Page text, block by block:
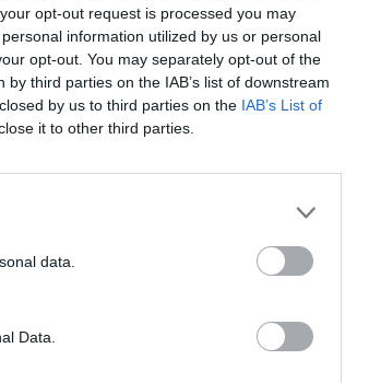
opt-out request is processed you may
information utilized by us or personal
opt-out. You may separately opt-out of the
third parties on the IAB’s list of downstream
by us to third parties on the IAB’s List of
it to other third parties.
data.
Data.